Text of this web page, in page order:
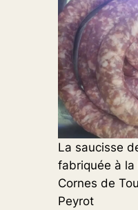
La saucisse
fabriquée à la
Cornes de
Peyrot